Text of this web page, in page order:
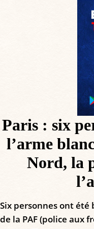
Paris : six
l’arme
Nord, la
Six personnes ont été
de la PAF (police aux